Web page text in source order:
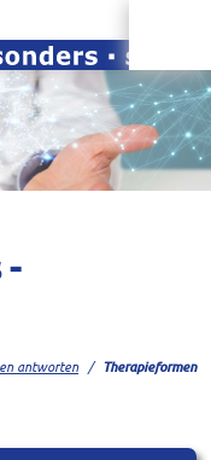
-
antworten Therapieformen